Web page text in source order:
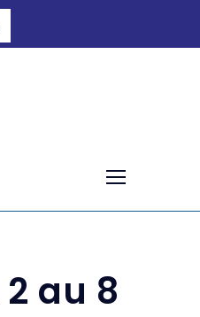
au 8